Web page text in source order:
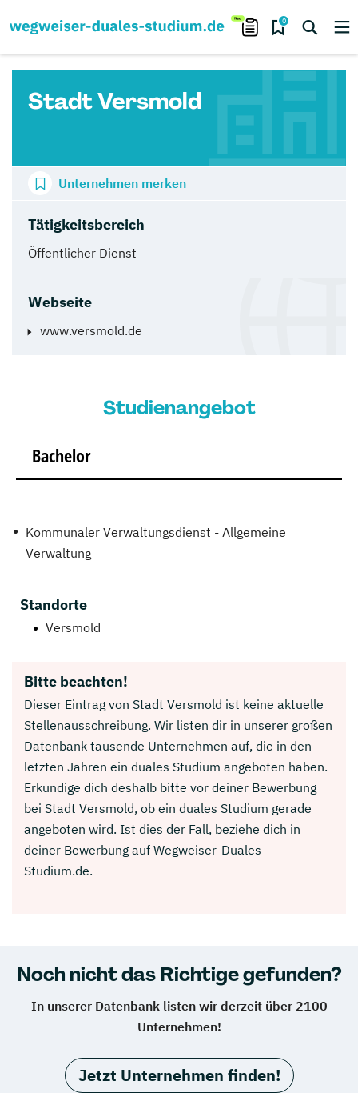
0
Stadt Versmold
Tätigkeitsbereich
Öffentlicher Dienst
Webseite
www.versmold.de
Unternehmen merken
Studienangebot
Bachelor
Kommunaler Verwaltungsdienst - Allgemeine
Verwaltung
Standorte
Versmold
Bitte beachten!
Dieser Eintrag von Stadt Versmold ist keine aktuelle
Stellenausschreibung. Wir listen dir in unserer großen
Datenbank tausende Unternehmen auf, die in den
letzten Jahren ein duales Studium angeboten haben.
Erkundige dich deshalb bitte vor deiner Bewerbung
bei Stadt Versmold, ob ein duales Studium gerade
angeboten wird. Ist dies der Fall, beziehe dich in
deiner Bewerbung auf Wegweiser-Duales-
Studium.de.
Noch nicht das Richtige gefunden?
In unserer Datenbank listen wir derzeit über 2100
Unternehmen!
Jetzt Unternehmen finden!